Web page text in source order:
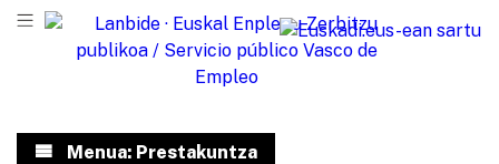
Menua: Prestakuntza